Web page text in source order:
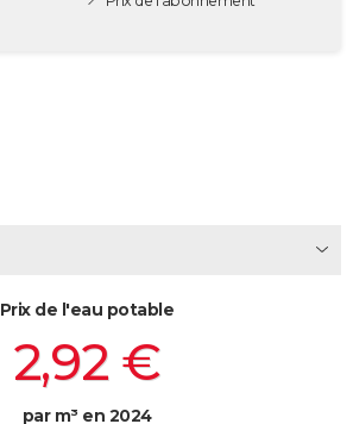
Prix de l'eau potable
2,92 €
par m³ en 2024